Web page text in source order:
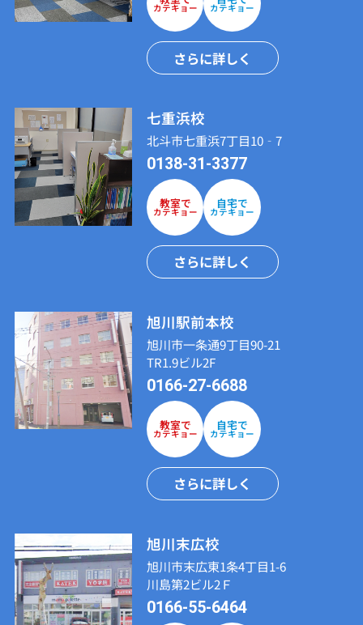
カテキョー カテキョー
さらに詳しく
七重浜校
北斗市七重浜7丁目10‐7
0138-31-3377
教室で
カテキョー
自宅で
カテキョー
さらに詳しく
旭川駅前本校
旭川市一条通9丁目90-21
TR1.9ビル2F
0166-27-6688
教室で
カテキョー
自宅で
カテキョー
さらに詳しく
旭川末広校
旭川市末広東1条4丁目1-6
川島第2ビル2Ｆ
0166-55-6464